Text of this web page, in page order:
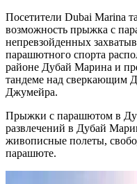
Посетители Dubai Marina
возможность прыжка с
непревзойденных
парашютного спорта
районе Дубай Марина и
тандеме над сверкающим
Джумейра.
Прыжки с парашютом в
развлечений в Дубай
живописные полеты,
парашюте.